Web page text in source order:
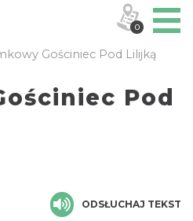
Gościniec Pod Lilijką
Pod
ODSŁUCHAJ TEKST
0